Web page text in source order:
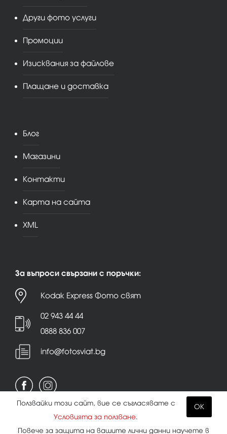
Други фото услуги
Промоции
Изисквания за файлове
Плащане и доставка
Блог
Магазини
Контакти
Карта на сайта
XML
За въпроси свързани с поръчки:
Kodak Express Фото свят
02 943 44 44
0888 836 007
info@fotosviat.bg
OK
Ползвайки този сайт, вие се съгласявате с
Условията за ползване.
Повече за защита на вашите лични данни научете в